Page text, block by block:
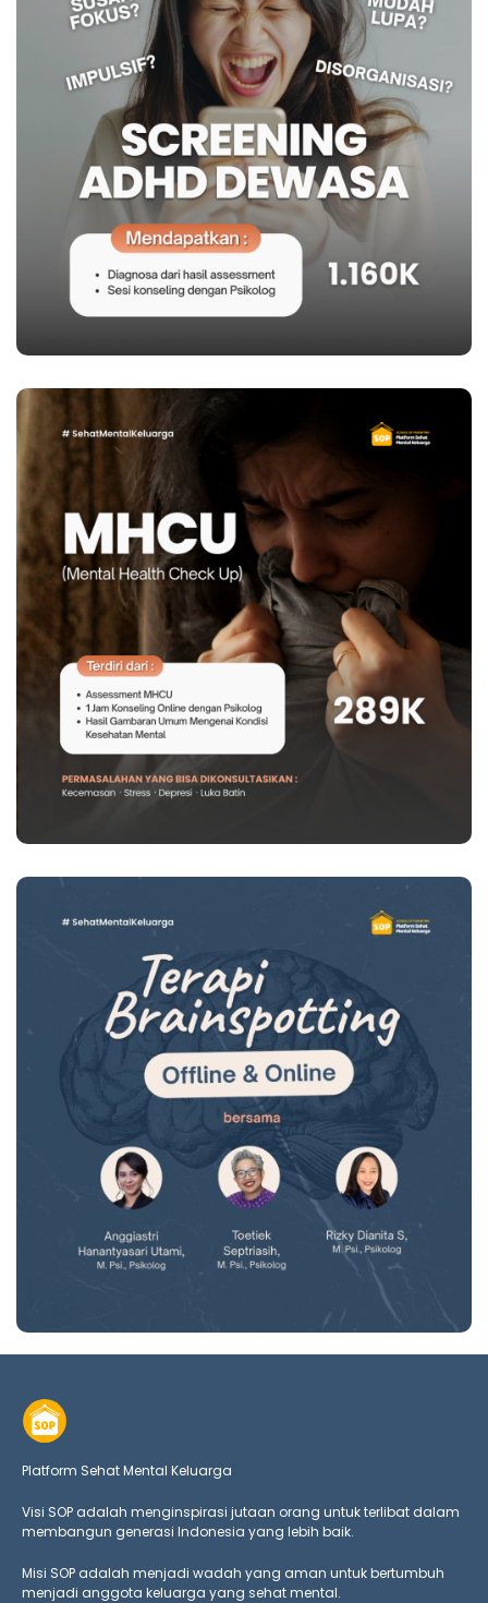
Platform Sehat Mental Keluarga
Visi SOP adalah menginspirasi jutaan orang untuk terlibat dalam
membangun generasi Indonesia yang lebih baik.
Misi SOP adalah menjadi wadah yang aman untuk bertumbuh
menjadi anggota keluarga yang sehat mental.